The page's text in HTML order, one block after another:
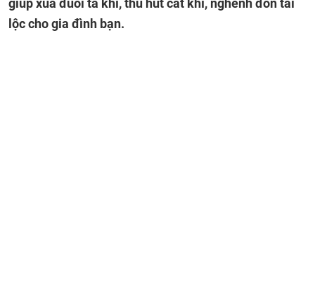
giúp xua đuổi tà khí, thu hút cát khí, nghênh đón tài
lộc cho gia đình bạn.